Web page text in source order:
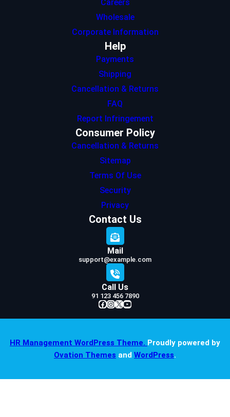
Careers
Wholesale
Corporate Information
Help
Payments
Shipping
Cancellation & Returns
FAQ
Report Infringement
Consumer Policy
Cancellation & Returns
Sitemap
Terms Of Use
Security
Privacy
Contact Us
Mail
support@example.com
Call Us
91 123 456 7890
Facebook InstagramX YouTube
HR Management WordPress Theme. Proudly powered by
Ovation Themes and WordPress.